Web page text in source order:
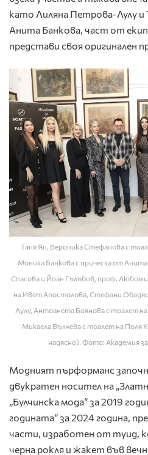
като Лиляна Петрова-Лулу
Анита Банкова, част от
представи своя оригинален
Таня Ян, Вероника Стефанова с
Моника Банкова с прическа от
Спасова и Йоан Гълъбов, проф.
на Ивет Апостолова, Стефани
Лулу, Антоанета Боянова с тоалет
Микаела Вълчева с тоалет на Поля
надясно). Фото: Академия
Модният пърформанс
двукратен носител на
„Булчинска мода“ за 2019
годината“ за 2024 година,
части, изработен от туид,
черна рокля и жакет във